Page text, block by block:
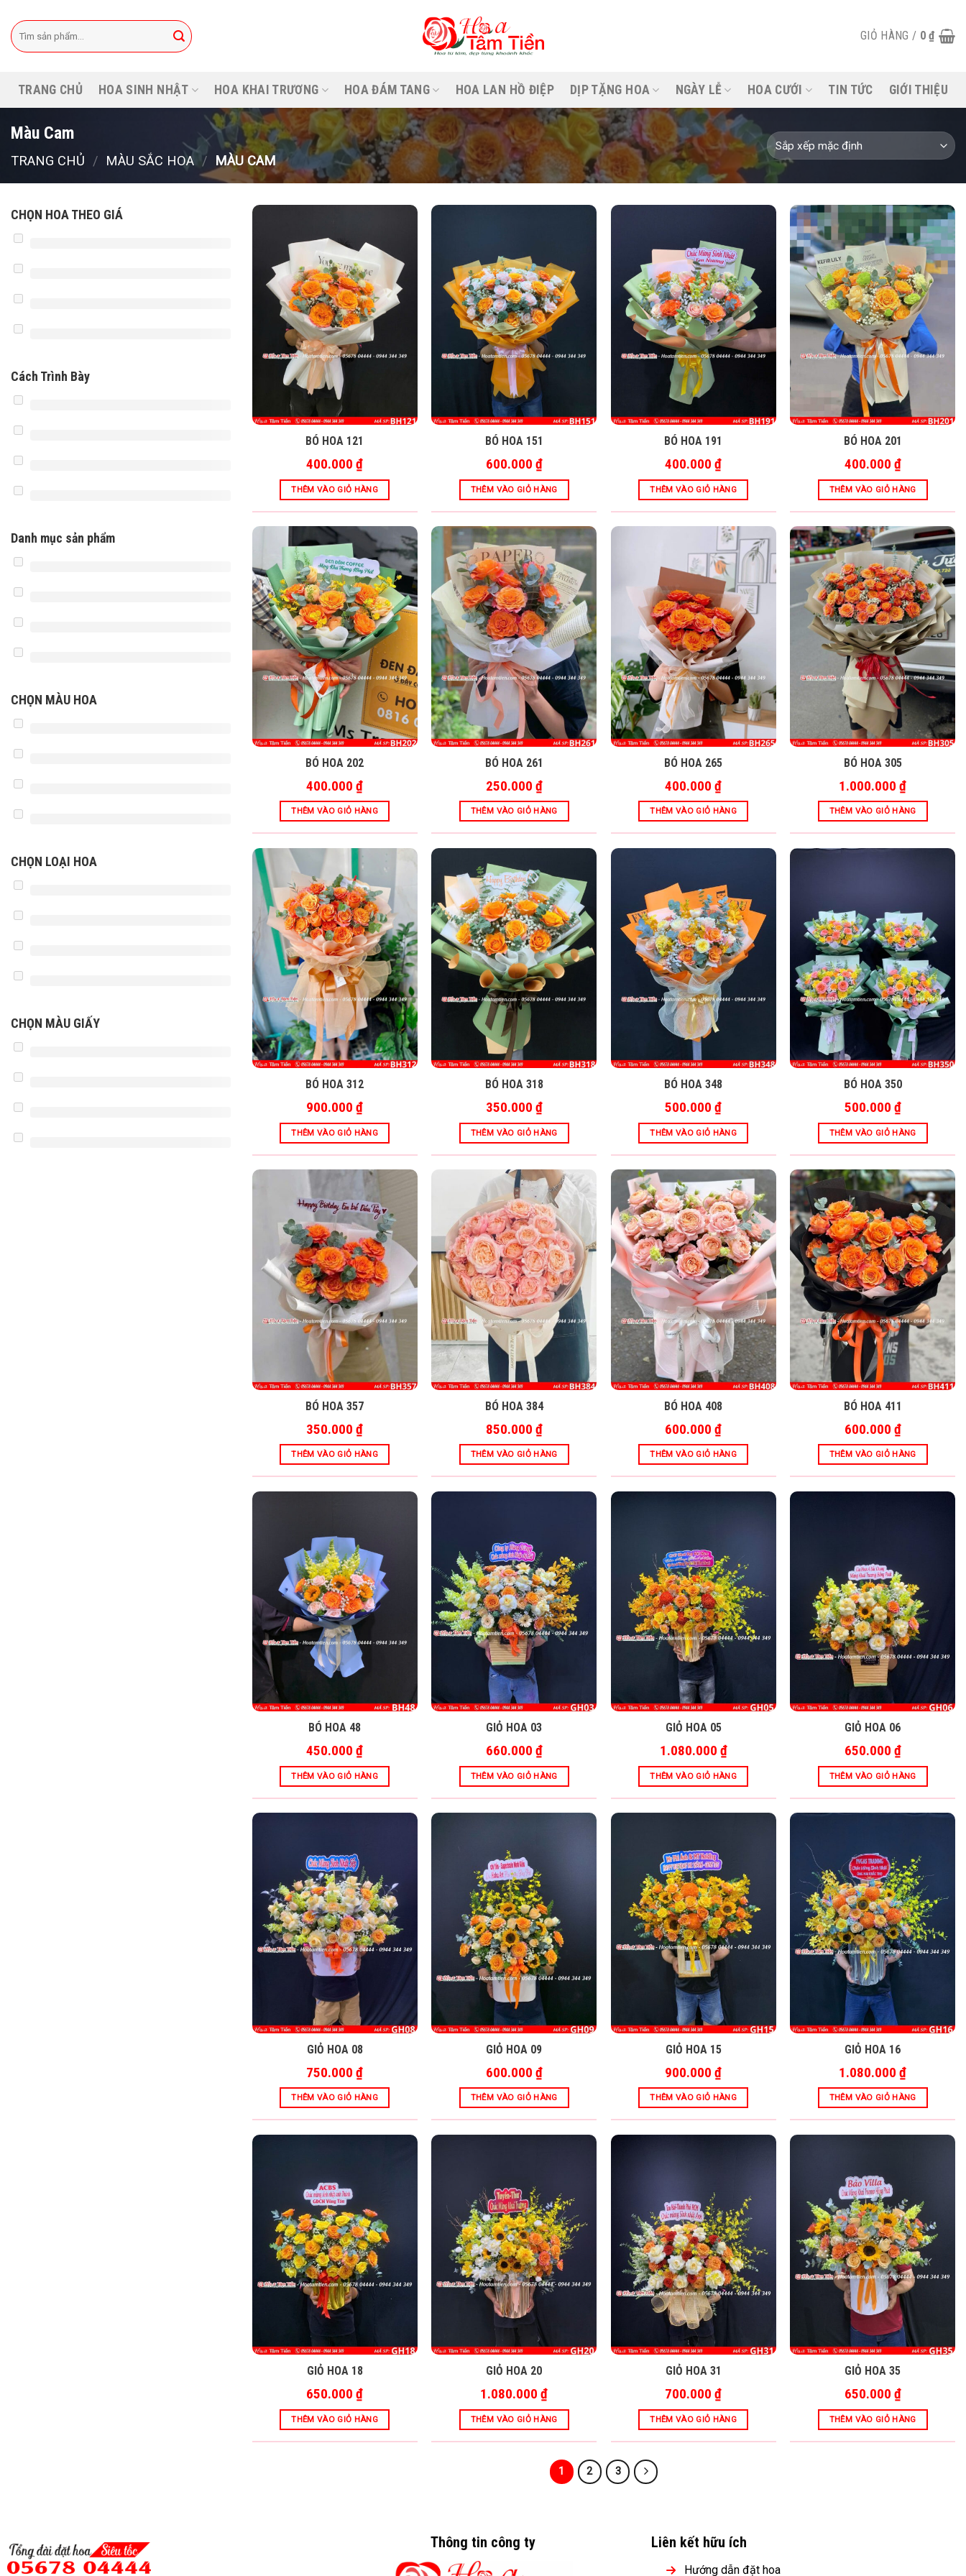
qua
nội
Tìm
kiếm:
GIỎ HÀNG / 0₫
TRANG CHỦ HOA SINH NHẬT HOA KHAI TRƯƠNG HOA ĐÁM TANG HOA LAN HỒ ĐIỆP DỊP TẶNG HOA NGÀY LỄ HOA CƯỚI TIN TỨC GIỚI THIỆU
Màu Cam
TRANG CHỦ / MÀU SẮC HOA / MÀU CAM
CHỌN HOA THEO GIÁ
Cách Trình Bày
Danh mục sản phẩm
CHỌN MÀU HOA
CHỌN LOẠI HOA
CHỌN MÀU GIẤY
BÓ HOA 121
400.000₫
THÊM VÀO GIỎ HÀNG
BÓ HOA 151
600.000 ₫
THÊM VÀO GIỎ HÀNG
BÓ HOA 191
400.000₫
THÊM VÀO GIỎ HÀNG
BÓ HOA 201
400.000 ₫
THÊM VÀO GIỎ HÀNG
BÓ HOA 202
400.000₫
THÊM VÀO GIỎ HÀNG
BÓ HOA 261
250.000 ₫
THÊM VÀO GIỎ HÀNG
BÓ HOA 265
400.000₫
THÊM VÀO GIỎ HÀNG
BÓ HOA 305
1.000.000₫
THÊM VÀO GIỎ HÀNG
BÓ HOA 312
900.000₫
THÊM VÀO GIỎ HÀNG
BÓ HOA 318
350.000 ₫
THÊM VÀO GIỎ HÀNG
BÓ HOA 348
500.000₫
THÊM VÀO GIỎ HÀNG
BÓ HOA 350
500.000 ₫
THÊM VÀO GIỎ HÀNG
BÓ HOA 357
350.000₫
THÊM VÀO GIỎ HÀNG
BÓ HOA 384
850.000 ₫
THÊM VÀO GIỎ HÀNG
BÓ HOA 408
600.000₫
THÊM VÀO GIỎ HÀNG
BÓ HOA 411
600.000 ₫
THÊM VÀO GIỎ HÀNG
BÓ HOA 48
450.000₫
THÊM VÀO GIỎ HÀNG
GIỎ HOA 03
660.000 ₫
THÊM VÀO GIỎ HÀNG
GIỎ HOA 05
1.080.000 ₫
THÊM VÀO GIỎ HÀNG
GIỎ HOA 06
650.000 ₫
THÊM VÀO GIỎ HÀNG
GIỎ HOA 08
750.000₫
THÊM VÀO GIỎ HÀNG
GIỎ HOA 09
600.000 ₫
THÊM VÀO GIỎ HÀNG
GIỎ HOA 15
900.000₫
THÊM VÀO GIỎ HÀNG
GIỎ HOA 16
1.080.000₫
THÊM VÀO GIỎ HÀNG
GIỎ HOA 18
650.000₫
THÊM VÀO GIỎ HÀNG
GIỎ HOA 20
1.080.000₫
THÊM VÀO GIỎ HÀNG
GIỎ HOA 31
700.000₫
THÊM VÀO GIỎ HÀNG
GIỎ HOA 35
650.000 ₫
THÊM VÀO GIỎ HÀNG
1 2 3
Thông tin công ty Liên kết hữu ích
Hướng dẫn đặt hoa